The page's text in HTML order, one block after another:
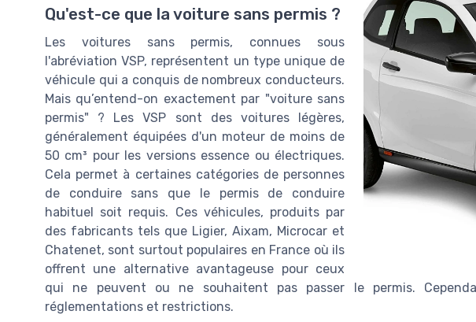
Qu'est-ce que la voiture sans permis ?
Les voitures sans permis, connues sous
l'abréviation VSP, représentent un type unique de
véhicule qui a conquis de nombreux conducteurs.
Mais qu’entend-on exactement par "voiture sans
permis" ? Les VSP sont des voitures légères,
généralement équipées d'un moteur de moins de
50 cm³ pour les versions essence ou électriques.
Cela permet à certaines catégories de personnes
de conduire sans que le permis de conduire
habituel soit requis. Ces véhicules, produits par
des fabricants tels que Ligier, Aixam, Microcar et
Chatenet, sont surtout populaires en France où ils
offrent une alternative avantageuse pour ceux
qui ne peuvent ou ne souhaitent pas passer le permis.
réglementations et restrictions.